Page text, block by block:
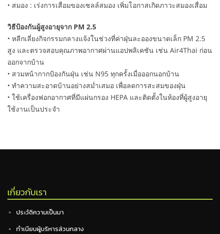
• สมอง : เร่งการเสื่อมของเซลล์สมอง เพิ่มโอกาสเกิดภาวะสมองเสื่อม
วิธีป้องกันผู้สูงอายุจาก PM 2.5
• หลีกเลี่ยงกิจกรรมกลางแจ้งในช่วงที่ค่าฝุ่นละอองขนาดเล็ก PM 2.5
สูง และตรวจสอบคุณภาพอากาศผ่านแอปพลิเคชัน เช่น Air4Thai ก่อน
ออกจากบ้าน
• สวมหน้ากากป้องกันฝุ่น เช่น N95 ทุกครั้งเมื่อออกนอกบ้าน
• ทำความสะอาดบ้านอย่างสม่ำเสมอ เพื่อลดการสะสมของฝุ่น
• ใช้เครื่องฟอกอากาศที่มีแผ่นกรอง HEPA และติดตั้งในห้องที่ผู้สูงอายุ
ใช้งานเป็นประจำ
เกี่ยวกับเรา
ประวัติความเป็นมา
ทำเนียบผู้บริหารส่วนกลาง